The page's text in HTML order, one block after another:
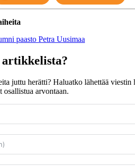
paasto Petra Uusimaa
juttu herätti? Haluatko lähettää
arvontaan.